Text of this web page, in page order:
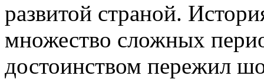
развитой страной.
множество сложных
достоинством пережил